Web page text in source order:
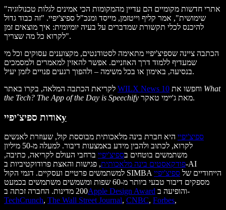
"אתרי חדשות מקומיים הם עדיין מהמקומות הכי אמינים לגלות טכנולוגיה
שימושית", אמר קליף וייטזמן, מייסד ומנכ"ל ספיצ'יפיי. "זה כבוד גדול
להיכנס לכלי תקשורת שמדברים על בעיה יומיומית: איך מוצאים זמן
לקרוא כל מה שצריך".
הכתבה ציינה שספיצ'יפיי מתאימה לסטודנטים, מקצוענים עסוקים וכל מי
שמעדיף ללמוד דרך האוזניים. אפשר להאזין למאמרים ולמסמכים
בנסיעה, באימון או בכל משימה – ולהפוך רגעים פנויים לזמן יעיל.
WILX News 10
What
the Tech? The App of the Day is Speechify
מאת ג'יימי טאקר.
אודות ספיצ'יפייy
ספיצ'יפיי היא חברת בינה מלאכותית מבוססת קול, שעוזרת לאנשים
לקרוא, לכתוב ולהבין מידע באמצעות דיבור. למעלה מ-50 מיליון
משתמשים בוטחים בספיצ'יפיי ברחבי העולם לקריאה, כתיבה,
פודקאסטים בינה מלאכותית, פגישות והאצת פרודוקטיביות ב-AI
למשתמשים פרטיים ועסקיים. דגמי הקול SIMBA הייחודיים של ספיצ'יפיי
מספקים דיבור טבעי ביותר מ-60 שפות ומשמשים משתמשים בכמעט
200 מדינות. החברה זכתה בApple Design Award
והופיעה ב-
TechCrunch, The Wall Street Journal, CNBC, Forbes,